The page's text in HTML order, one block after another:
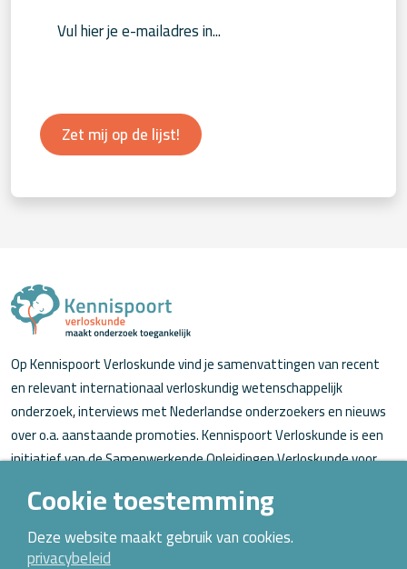
Zet mij op de lijst!
Op Kennispoort Verloskunde vind je samenvattingen van recent
en relevant internationaal verloskundig wetenschappelijk
onderzoek, interviews met Nederlandse onderzoekers en nieuws
over o.a. aanstaande promoties. Kennispoort Verloskunde is een
initiatief van de Samenwerkende Opleidingen Verloskunde voor
Over Kennispoort Verloskunde
Contact
Cookie toestemming
Deze website maakt gebruik van cookies.
privacybeleid